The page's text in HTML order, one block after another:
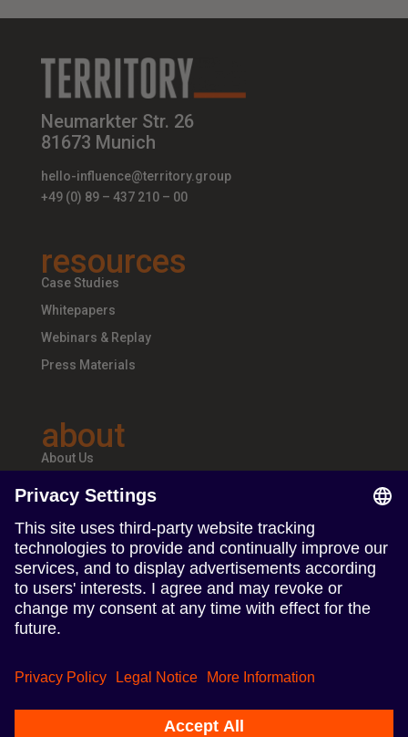
Neumarkter Str. 26
81673 Munich
hello-influence@territory.group
+49 (0) 89 – 437 210 – 00
resources
Case Studies
Whitepapers
Webinars & Replay
Press Materials
about
About Us
Teams & Offices
follow us
Follow us on Linkedin
Follow us on Instagram